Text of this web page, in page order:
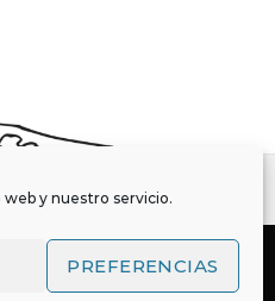
y nuestro servicio.
PREFERENCIAS